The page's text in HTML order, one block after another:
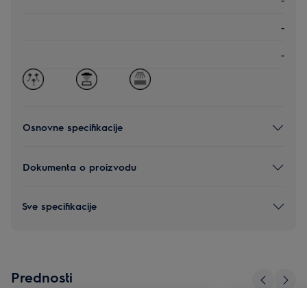
-
-
Osnovne specifikacije
Dokumenta o proizvodu
Sve specifikacije
Prednosti